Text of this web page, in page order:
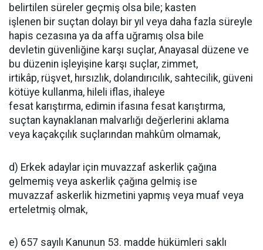
belirtilen süreler geçmiş olsa bile; kasten
işlenen bir suçtan dolayı bir yıl veya daha fazla süreyle
hapis cezasına ya da affa uğramış olsa bile
devletin güvenliğine karşı suçlar, Anayasal düzene ve
bu düzenin işleyişine karşı suçlar, zimmet,
irtikâp, rüşvet, hırsızlık, dolandırıcılık, sahtecilik, güveni
kötüye kullanma, hileli iflas, ihaleye
fesat karıştırma, edimin ifasına fesat karıştırma,
suçtan kaynaklanan malvarlığı değerlerini aklama
veya kaçakçılık suçlarından mahkûm olmamak,
d) Erkek adaylar için muvazzaf askerlik çağına
gelmemiş veya askerlik çağına gelmiş ise
muvazzaf askerlik hizmetini yapmış veya muaf veya
erteletmiş olmak,
e) 657 sayılı Kanunun 53. madde hükümleri saklı